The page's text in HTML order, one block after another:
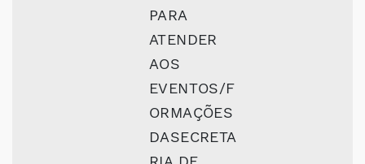
PARA
ATENDER
AOS
EVENTOS/F
ORMAÇÕES
DASECRETA